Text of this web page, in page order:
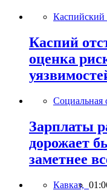
Каспийский
Каспий
оценка
Социальная
Зарплаты
дорожает
заметнее
Кавказ,